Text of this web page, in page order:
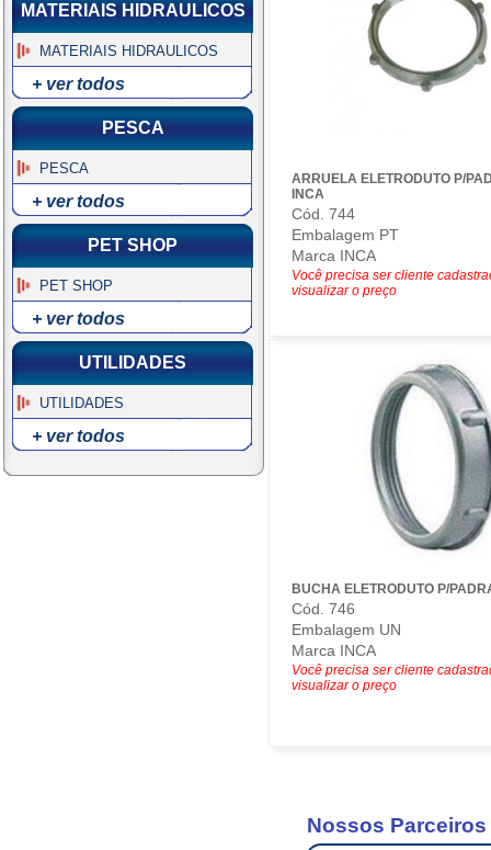
MATERIAIS HIDRAULICOS
MATERIAIS HIDRAULICOS
+ ver todos
PESCA
PESCA
+ ver todos
PET SHOP
PET SHOP
+ ver todos
UTILIDADES
UTILIDADES
+ ver todos
ARRUELA ELETRODUTO P/
INCA
Cód. 744
Embalagem PT
Marca INCA
Você precisa ser cliente
visualizar o preço
BUCHA ELETRODUTO P/
Cód. 746
Embalagem UN
Marca INCA
Você precisa ser cliente
visualizar o preço
Nossos Parceiros